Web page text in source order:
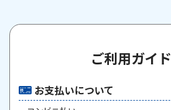
ご利用ガイド
お支払いについて